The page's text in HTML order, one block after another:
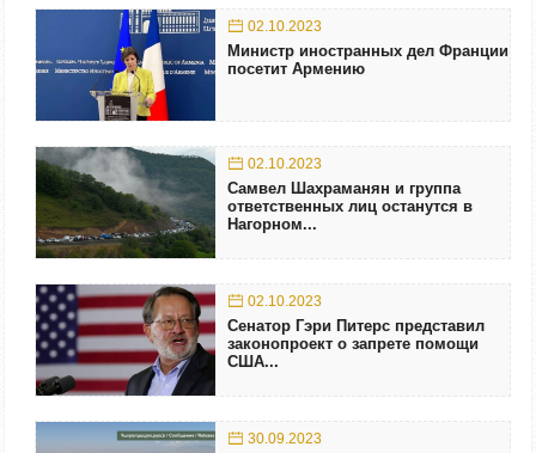
02.10.2023
Министр иностранных дел Франции
посетит Армению
02.10.2023
Самвел Шахраманян и группа
ответственных лиц останутся в
Нагорном...
02.10.2023
Сенатор Гэри Питерс представил
законопроект о запрете помощи
США...
30.09.2023